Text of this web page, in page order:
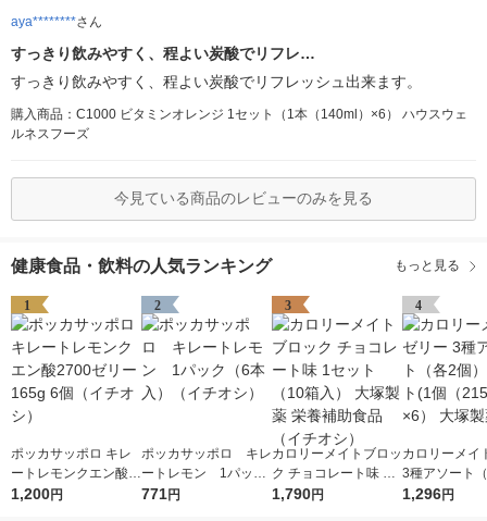
aya********さん
すっきり飲みやすく、程よい炭酸でリフレ…
すっきり飲みやすく、程よい炭酸でリフレッシュ出来ます。
購入商品：C1000 ビタミンオレンジ 1セット（1本（140ml）×6） ハウスウェ
ルネスフーズ
今見ている商品のレビューのみを見る
健康食品・飲料の人気ランキング もっと見る
1
ポッカサッポロ キレ
ートレモンクエン酸2
700ゼリー165g 6個
1,200円
2
ポッカサッポロ キレ
ートレモン 1パック
（6本入）（イチオ
771円
3
カロリーメイトブロッ
ク チョコレート味 1
セット（10箱入） 大
1,790円
4
カロリーメイ
3種アソート
個） 1セット
1,296円